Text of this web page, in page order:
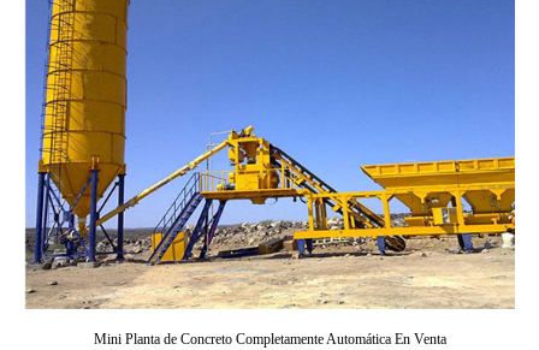
Mini Planta de Concreto Completamente Automática En Venta